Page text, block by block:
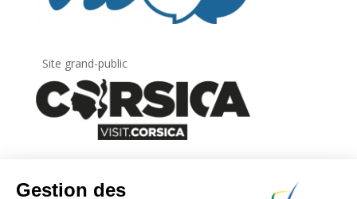
Site grand-public